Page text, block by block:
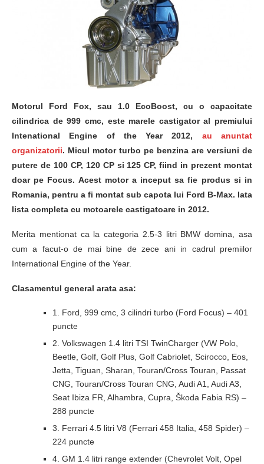
Motorul Ford Fox, sau 1.0 EcoBoost, cu o capacitate
cilindrica de 999 cmc, este marele castigator al premiului
Intenational Engine of the Year 2012, au anuntat
organizatorii. Micul motor turbo pe benzina are versiuni de
putere de 100 CP, 120 CP si 125 CP, fiind in prezent montat
doar pe Focus. Acest motor a inceput sa fie produs si in
Romania, pentru a fi montat sub capota lui Ford B-Max. Iata
lista completa cu motoarele castigatoare in 2012.
Merita mentionat ca la categoria 2.5-3 litri BMW domina, asa
cum a facut-o de mai bine de zece ani in cadrul premiilor
International Engine of the Year.
Clasamentul general arata asa:
1. Ford, 999 cmc, 3 cilindri turbo (Ford Focus) – 401
puncte
2. Volkswagen 1.4 litri TSI TwinCharger (VW Polo,
Beetle, Golf, Golf Plus, Golf Cabriolet, Scirocco, Eos,
Jetta, Tiguan, Sharan, Touran/Cross Touran, Passat
CNG, Touran/Cross Touran CNG, Audi A1, Audi A3,
Seat Ibiza FR, Alhambra, Cupra, Škoda Fabia RS) –
288 puncte
3. Ferrari 4.5 litri V8 (Ferrari 458 Italia, 458 Spider) –
224 puncte
4. GM 1.4 litri range extender (Chevrolet Volt, Opel